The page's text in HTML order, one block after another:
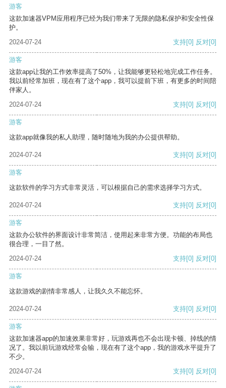
游客
这款加速器VPM应用程序已经为我们带来了无限的隐私保护和安全性保
护。
2024-07-24
支持[0] 反对[0]
游客
这款app让我的工作效率提高了50%，让我能够更轻松地完成工作任务。
我以前经常加班，现在有了这个app，我可以提前下班，有更多的时间陪
伴家人。
2024-07-24
支持[0] 反对[0]
游客
这款app就像我的私人助理，随时随地为我的办公提供帮助。
2024-07-24 支持[0] 反对[0]
游客
这款软件的学习方式非常灵活，可以根据自己的需求选择学习方式。
2024-07-24 支持[0] 反对[0]
游客
这款办公软件的界面设计非常简洁，使用起来非常方便。功能的布局也
很合理，一目了然。
2024-07-24
支持[0] 反对[0]
游客
这款游戏的剧情非常感人，让我久久不能忘怀。
2024-07-24 支持[0] 反对[0]
游客
这款加速器app的加速效果非常好，玩游戏再也不会出现卡顿、掉线的情
况了。我以前玩游戏经常会输，现在有了这个app，我的游戏水平提升了
不少。
2024-07-24
支持[0] 反对[0]